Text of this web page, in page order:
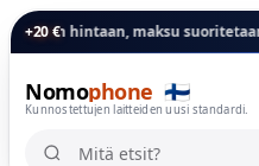
+20 €
hintaan, maksu suoritetaan alle
Nomophone
Kunnostettujen laitteiden uusi standardi.
🇫🇮
Mitä etsit?Mitä etsit?